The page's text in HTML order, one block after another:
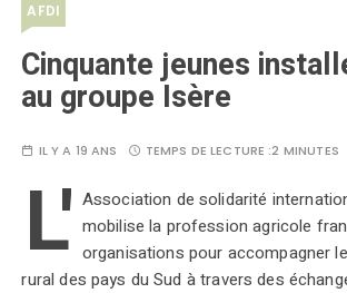
AFDI
Cinquante jeunes
au groupe Isère
IL Y A 19 ANS TEMPS DE LECTURE :2 MINUTES
L' Association de solidarité
mobilise la profession agricole
organisations pour accompagner
rural des pays du Sud à travers des